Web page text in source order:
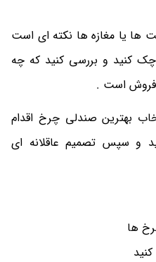
یا مغازه ها نکته ای است
چک کنید و بررسی کنید که چه
فروش است .
بهترین صندلی چرخ اقدام
و سپس تصمیم عاقلانه ای
ها